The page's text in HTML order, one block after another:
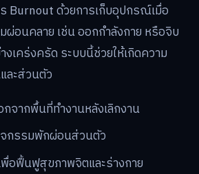
Burnout ด้วยการเก็บอุปกรณ์เมื่อ
ผ่อนคลาย เช่น ออกกำลังกาย หรือจิบ
งเคร่งครัด ระบบนี้ช่วยให้เกิดความ
ละส่วนตัว
จากพื้นที่ทำงานหลังเลิกงาน
จกรรมพักผ่อนส่วนตัว
พื่อฟื้นฟูสุขภาพจิตและร่างกาย